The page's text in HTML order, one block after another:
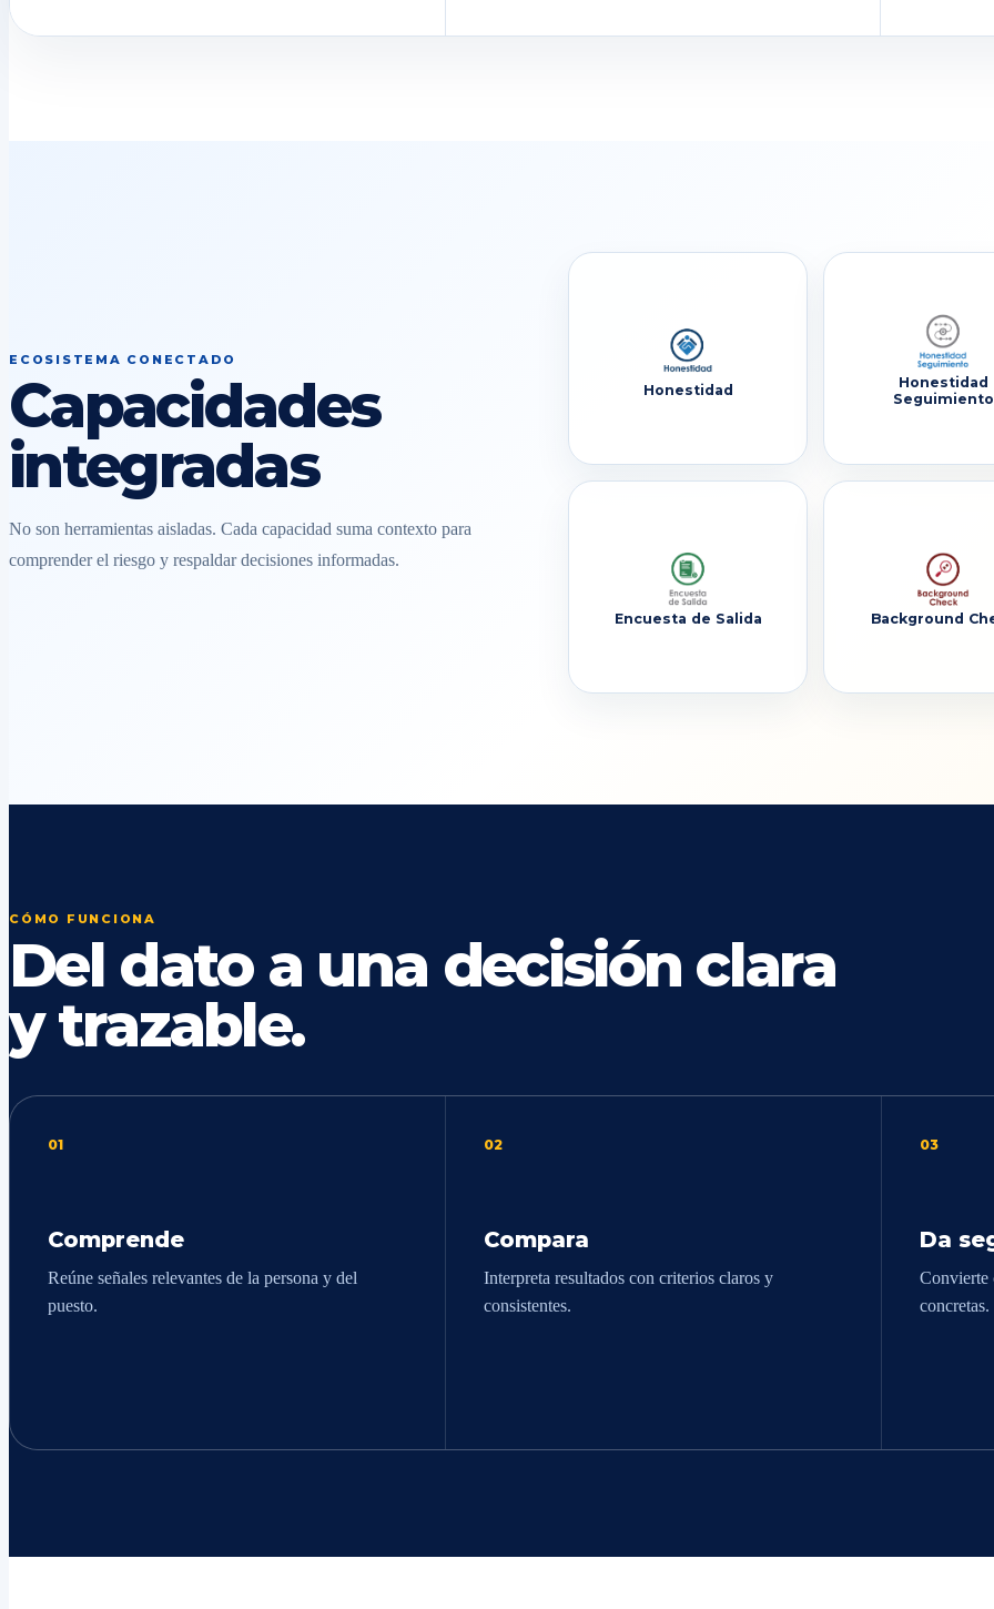
ECOSISTEMA CONECTADO
Capacidades
integradas
No son herramientas aisladas. Cada capacidad suma contexto para
comprender el riesgo y respaldar decisiones informadas.
Honestidad
Honestidad
Seguimiento
Encuesta de Salida Background
CÓMO FUNCIONA
Del dato a una decisión clara
y trazable.
01
Comprende
Reúne señales relevantes de la persona y del
puesto.
02
Compara
Interpreta resultados con criterios claros y
consistentes.
03
Da
Convierte
concretas.